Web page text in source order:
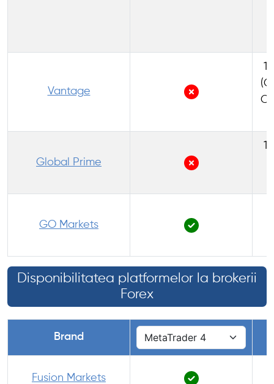
Vantage
Global Prime
GO Markets
Disponibilitatea platformelor la brokerii
Forex
Brand
Fusion Markets